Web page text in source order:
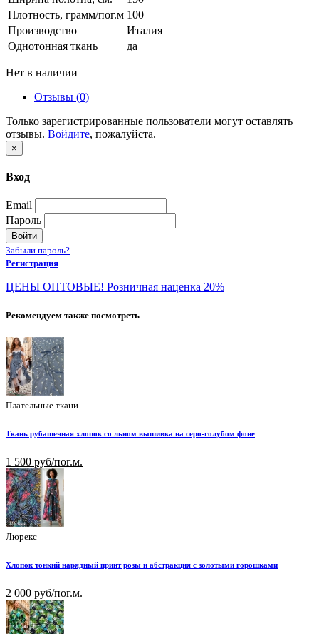
Плотность, грамм/пог.м 100
Производство
Италия
Однотонная ткань
да
Нет в наличии
Отзывы (0)
Только зарегистрированные пользователи могут оставлять
отзывы. Войдите, пожалуйста.
×
Вход
Email
Пароль
Войти
Забыли пароль?
Регистрация
ЦЕНЫ ОПТОВЫЕ! Розничная наценка 20%
Рекомендуем также посмотреть
Плательные ткани
Ткань рубашечная хлопок со льном вышивка на серо-голубом фоне
1 500 руб/пог.м.
Люрекс
Хлопок тонкий нарядный принт розы и абстракция с золотыми горошками
2 000 руб/пог.м.